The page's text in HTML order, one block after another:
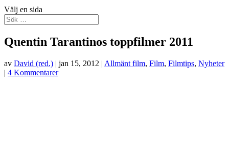
Välj en sida
Quentin Tarantinos toppfilmer 2011
av David (red.) | jan 15, 2012 | Allmänt film, Film, Filmtips, Nyheter
| 4 Kommentarer